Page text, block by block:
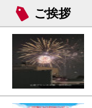
ご挨拶